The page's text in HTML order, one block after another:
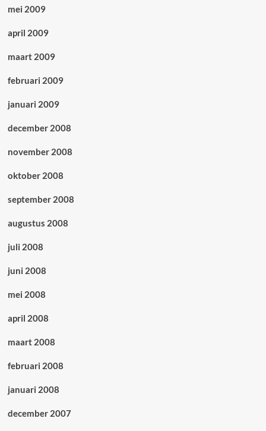
mei 2009
april 2009
maart 2009
februari 2009
januari 2009
december 2008
november 2008
oktober 2008
september 2008
augustus 2008
juli 2008
juni 2008
mei 2008
april 2008
maart 2008
februari 2008
januari 2008
december 2007